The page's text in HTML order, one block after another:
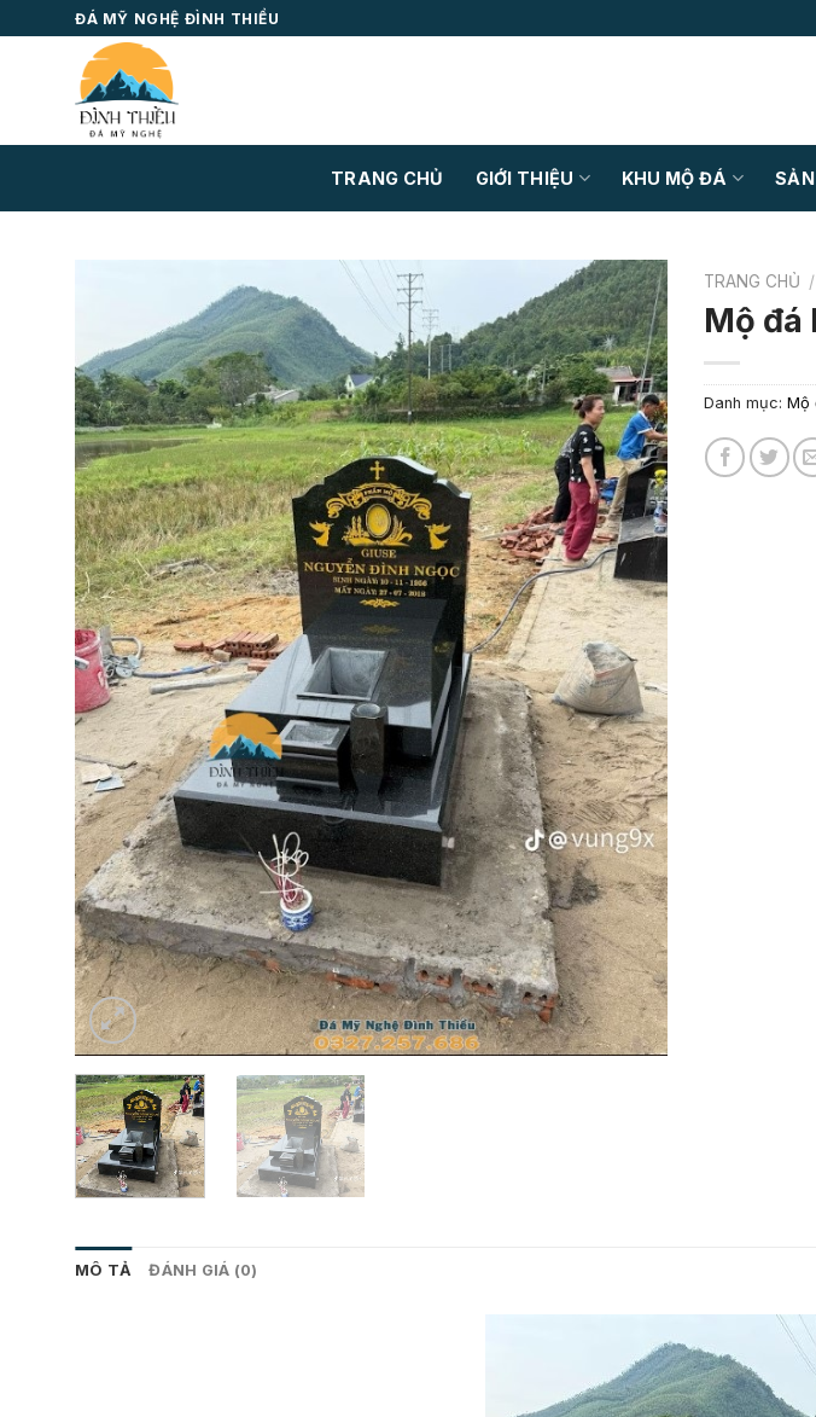
to
ĐÁ MỸ NGHỆ ĐÌNH THIỀU
TRANG CHỦ GIỚI THIỆU KHU MỘ ĐÁ
TRANG CHỦ /
Mộ đá
Danh mục: Mộ
MÔ TẢ ĐÁNH GIÁ (0)